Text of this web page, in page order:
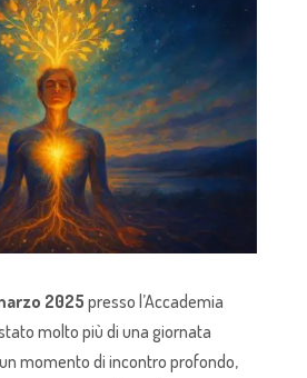
2025 presso l’Accademia
molto più di una giornata
momento di incontro profondo,